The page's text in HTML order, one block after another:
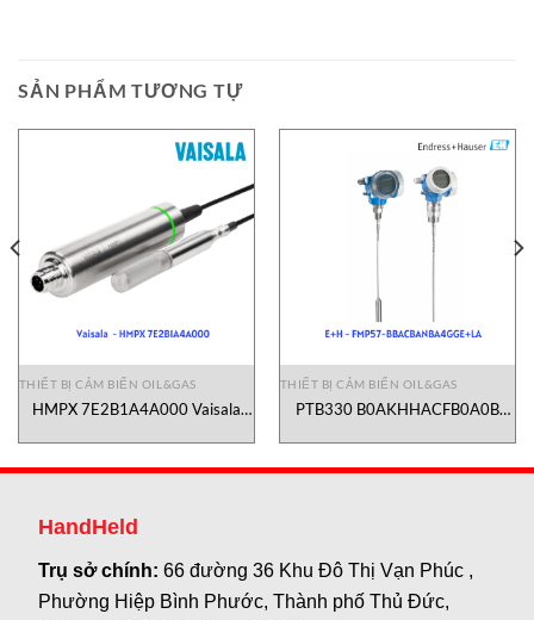
SẢN PHẨM TƯƠNG TỰ
THIẾT BỊ CẢM BIẾN OIL&GAS
HMPX 7E2B1A4A000 Vaisala
THIẾT BỊ CẢM BIẾN OIL&GAS
PTB330 B0AKHHACFB0A0B
HandHeld
Trụ sở chính:66 đường 36 Khu Đô Thị Vạn Phúc ,
Phường Hiệp Bình Phước, Thành phố Thủ Đức,